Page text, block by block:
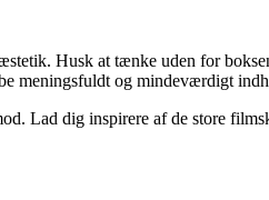
Husk at tænke uden for
meningsfuldt og mindeværdigt
Lad dig inspirere af de store